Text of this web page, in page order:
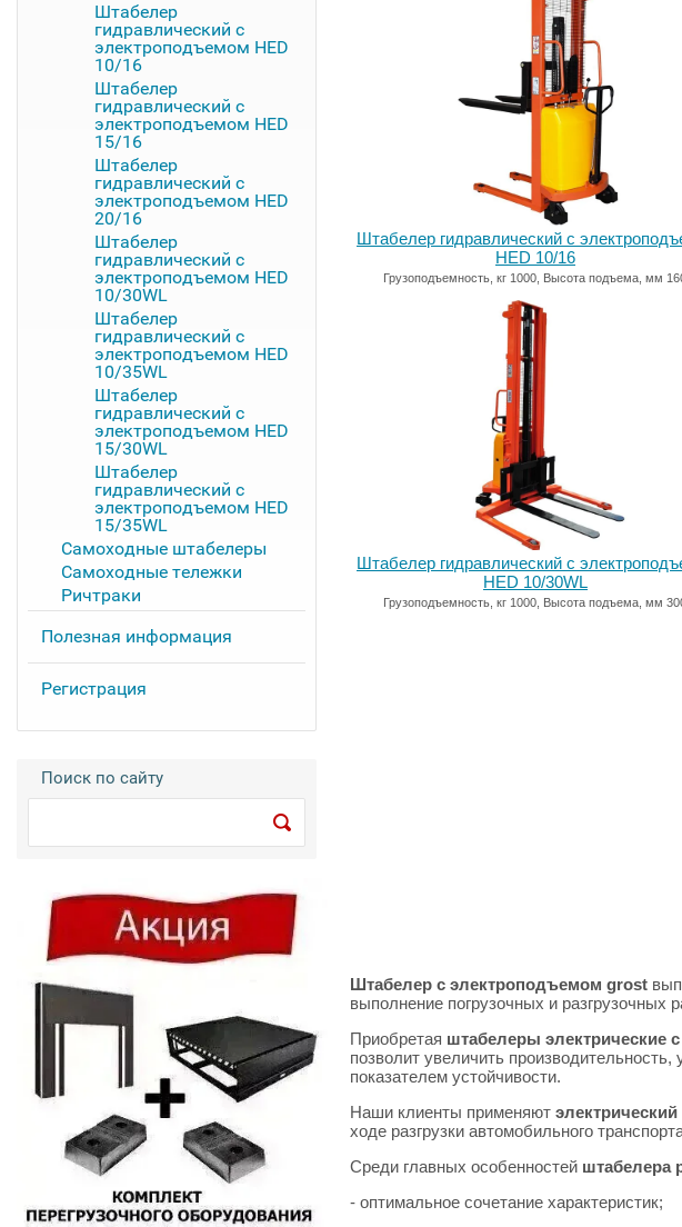
Штабелер гидравлический с
HED 10/16
Грузоподъемность, кг 1000, Высота подъема, мм
Штабелер гидравлический с
HED 10/30WL
Грузоподъемность, кг 1000, Высота подъема, мм
Штабелер с электроподъемом grost
выполнение погрузочных и разгрузочных
Приобретая штабелеры электрические
позволит увеличить
показателем устойчивости.
Наши клиенты применяют
ходе разгрузки автомобильного
Среди главных особенностей штабелера
- оптимальное сочетание характеристик;
Штабелер
гидравлический с
электроподъемом HED
10/16
Штабелер
гидравлический с
электроподъемом HED
15/16
Штабелер
гидравлический с
электроподъемом HED
20/16
Штабелер
гидравлический с
электроподъемом HED
10/30WL
Штабелер
гидравлический с
электроподъемом HED
10/35WL
Штабелер
гидравлический с
электроподъемом HED
15/30WL
Штабелер
гидравлический с
электроподъемом HED
15/35WL
Самоходные штабелеры
Самоходные тележки
Ричтраки
Полезная информация
Регистрация
Поиск по сайту